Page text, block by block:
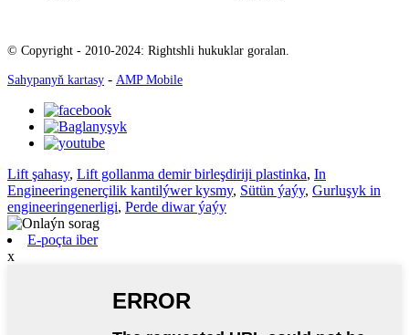
© Copyright - 2010-2024: Rightshli hukuklar goralan.
Sahypanyň kartasy - AMP Mobile
Lift şahasy, Lift gollanma demir birleşdiriji plastinka, In
Engineeringenerçilik kantilýwer kysmy, Sütün ýaýy, Gurluşyk in
engineeringenerligi, Perde diwar ýaýy
E-poçta iber
x